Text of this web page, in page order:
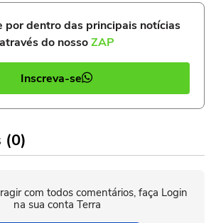
por dentro das principais notícias
através do nossoZAP
Inscreva-se
(0)
com todos comentários, faça Login
na sua conta Terra